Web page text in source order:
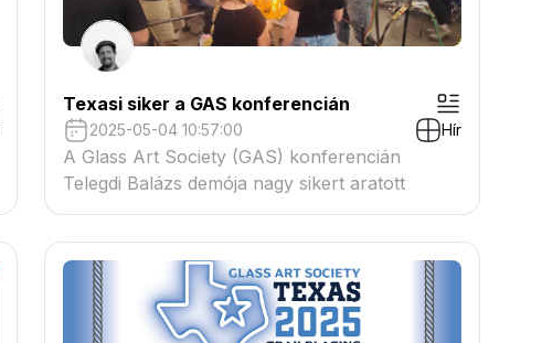
Texasi siker a GAS konferencián
2025-05-04 10:57:00 Hír
A Glass Art Society (GAS) konferencián
Telegdi Balázs demója nagy sikert aratott